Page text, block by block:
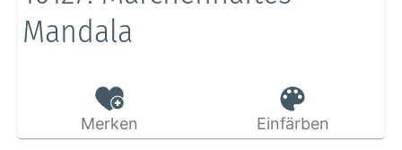
Mandala
Merken Einfärben